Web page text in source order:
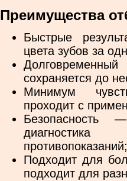
Преимущества
Быстрые
цвета зубов за
сохраняется до
Минимум
проходит с
Безопасность
диагностика
противопоказаний;
Подходит для
подходит для